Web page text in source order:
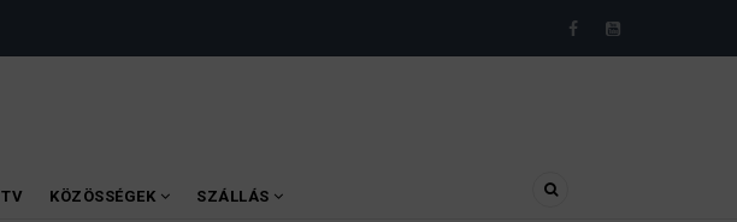
TV KÖZÖSSÉGEK SZÁLLÁS